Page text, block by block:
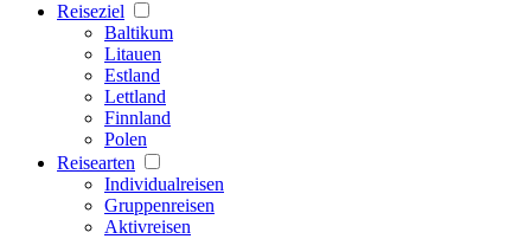
Reiseziel
Baltikum
Litauen
Estland
Lettland
Finnland
Polen
Reisearten
Individualreisen
Gruppenreisen
Aktivreisen